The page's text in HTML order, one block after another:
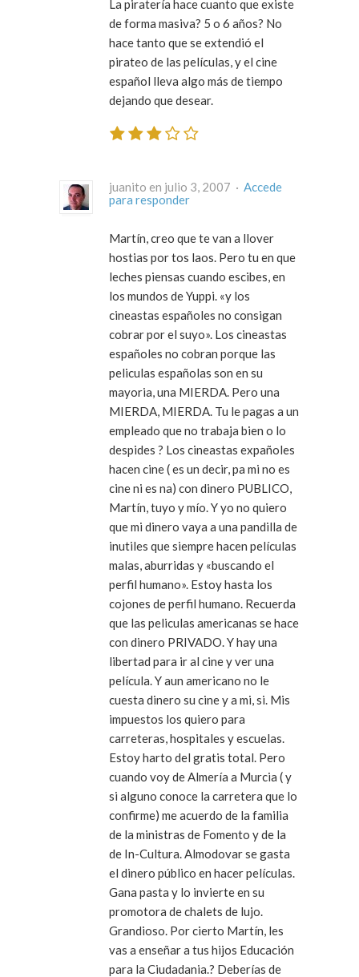
La piratería hace cuanto que existe
de forma masiva? 5 o 6 años? No
hace tanto que se extendió el
pirateo de las películas, y el cine
español lleva algo más de tiempo
dejando que desear.
juanito en julio 3, 2007 · Accede
para responder
Martín, creo que te van a llover
hostias por tos laos. Pero tu en que
leches piensas cuando escibes, en
los mundos de Yuppi. «y los
cineastas españoles no consigan
cobrar por el suyo». Los cineastas
españoles no cobran porque las
peliculas españolas son en su
mayoria, una MIERDA. Pero una
MIERDA, MIERDA. Tu le pagas a un
empleado que no trabaja bien o lo
despides ? Los cineastas expañoles
hacen cine ( es un decir, pa mi no es
cine ni es na) con dinero PUBLICO,
Martín, tuyo y mío. Y yo no quiero
que mi dinero vaya a una pandilla de
inutiles que siempre hacen películas
malas, aburridas y «buscando el
perfil humano». Estoy hasta los
cojones de perfil humano. Recuerda
que las peliculas americanas se hace
con dinero PRIVADO. Y hay una
libertad para ir al cine y ver una
película. Y aun americano no le
cuesta dinero su cine y a mi, si. Mis
impuestos los quiero para
carreteras, hospitales y escuelas.
Estoy harto del gratis total. Pero
cuando voy de Almería a Murcia ( y
si alguno conoce la carretera que lo
confirme) me acuerdo de la familia
de la ministras de Fomento y de la
de In-Cultura. Almodovar se gasta
el dinero público en hacer películas.
Gana pasta y lo invierte en su
promotora de chalets de lujo.
Grandioso. Por cierto Martín, les
vas a enseñar a tus hijos Educación
para la Ciudadania.? Deberías de